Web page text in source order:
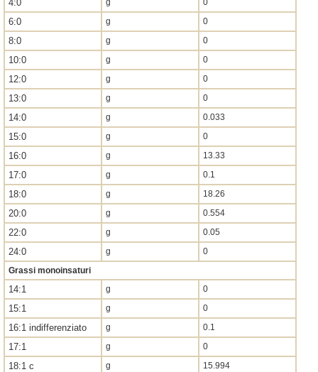
4:0 g 0
6:0 g 0
8:0 g 0
10:0 g 0
12:0 g 0
13:0 g 0
14:0 g 0.033
15:0 g 0
16:0 g 13.33
17:0 g 0.1
18:0 g 18.26
20:0 g 0.554
22:0 g 0.05
24:0 g
0
Grassi monoinsaturi
14:1 g 0
15:1 g 0
16:1 indifferenziato g 0.1
17:1 g 0
18:1 c g 15.994